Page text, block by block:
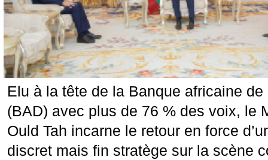
Elu à la tête de la Banque africaine
(BAD) avec plus de 76 % des voix, le
Ould Tah incarne le retour en force
discret mais fin stratège sur la scène